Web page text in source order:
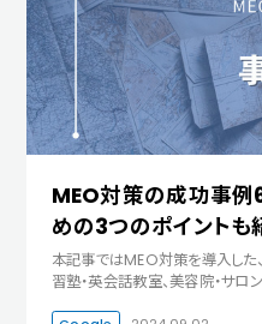
MEO対策の成功事例
めの3つのポイントも
本記事ではMEO対策を導入した
習塾・英会話教室、美容院・サロ